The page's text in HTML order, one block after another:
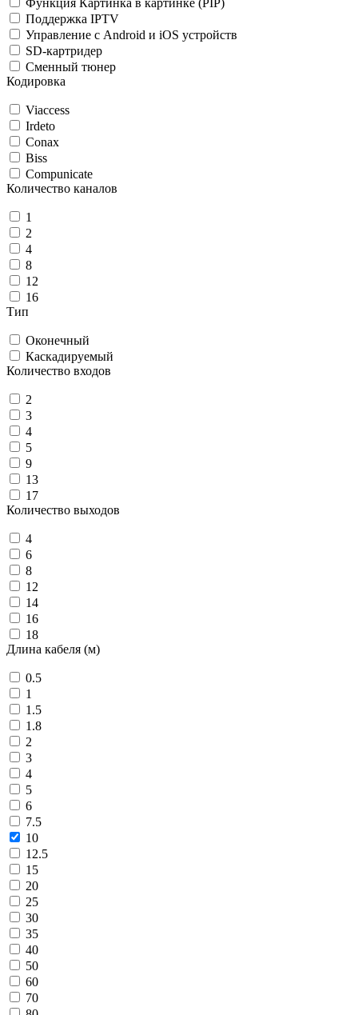
Поддержка IPTV
Управление с Android и iOS устройств
SD-картридер
Сменный тюнер
Кодировка
Viaccess
Irdeto
Conax
Biss
Compunicate
Количество каналов
1
2
4
8
12
16
Тип
Оконечный
Каскадируемый
Количество входов
2
3
4
5
9
13
17
Количество выходов
4
6
8
12
14
16
18
Длина кабеля (м)
0.5
1
1.5
1.8
2
3
4
5
6
7.5
10
12.5
15
20
25
30
35
40
50
60
70